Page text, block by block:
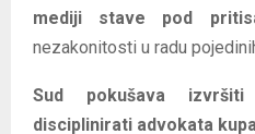
mediji stave pod
nezakonitosti u radu
Sud pokušava
disciplinirati advokata